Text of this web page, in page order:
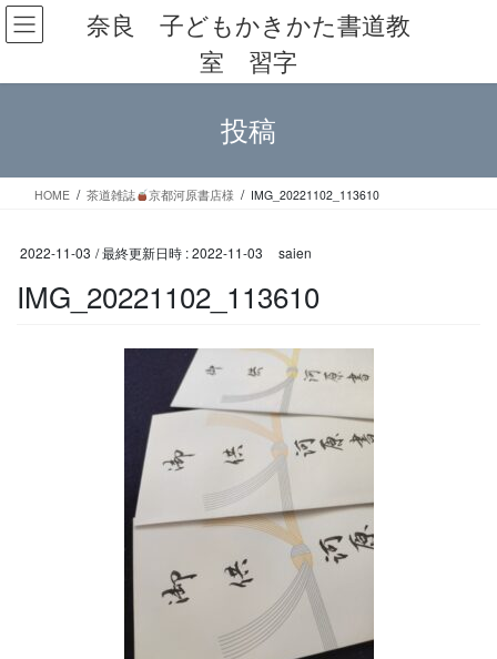
コ
ン
ン
キ
ナ
ビ
ー
に
奈良 子どもかきかた書道教
室 習字
投稿
HOME 茶道雑誌 京都河原書店様 IMG_20221102_113610
2022-11-03 / 最終更新日時 :2022-11-03 saien
IMG_20221102_113610